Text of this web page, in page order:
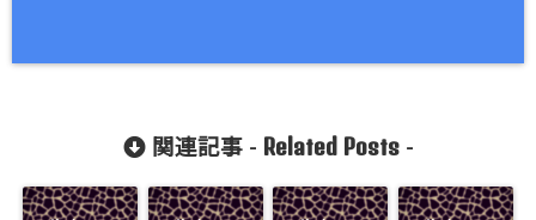
関連記事 - Related Posts-